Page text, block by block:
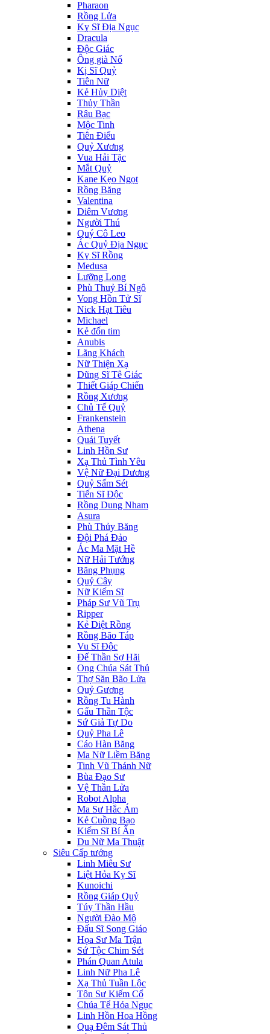
Pharaon
Rồng Lửa
Kỵ Sĩ Địa Ngục
Dracula
Độc Giác
Ông già Nổ
Kị Sĩ Quỷ
Tiên Nữ
Kẻ Hủy Diệt
Thủy Thần
Râu Bạc
Mộc Tinh
Tiên Điểu
Quỷ Xương
Vua Hải Tặc
Mắt Quỷ
Kane Kẹo Ngọt
Rồng Băng
Valentina
Diêm Vương
Người Thú
Quý Cô Leo
Ác Quỷ Địa Ngục
Kỵ Sĩ Rồng
Medusa
Lưỡng Long
Phù Thuỷ Bí Ngô
Vong Hồn Tử Sĩ
Nick Hạt Tiêu
Michael
Kẻ đốn tim
Anubis
Lãng Khách
Nữ Thiện Xạ
Dũng Sĩ Tê Giác
Thiết Giáp Chiến
Rồng Xương
Chủ Tế Quỷ
Frankenstein
Athena
Quái Tuyết
Linh Hồn Sư
Xạ Thủ Tình Yêu
Vệ Nữ Đại Dương
Quỷ Sấm Sét
Tiến Sĩ Độc
Rồng Dung Nham
Asura
Phù Thủy Băng
Đội Phá Đảo
Ác Ma Mặt Hề
Nữ Hải Tướng
Băng Phụng
Quỷ Cây
Nữ Kiếm Sĩ
Pháp Sư Vũ Trụ
Ripper
Kẻ Diệt Rồng
Rồng Bão Táp
Vu Sĩ Độc
Đế Thần Sợ Hãi
Ong Chúa Sát Thủ
Thợ Săn Bão Lửa
Quỷ Gương
Rồng Tu Hành
Gấu Thần Tộc
Sứ Giả Tự Do
Quỷ Pha Lê
Cáo Hàn Băng
Ma Nữ Liềm Băng
Tinh Vũ Thánh Nữ
Bùa Đạo Sư
Vệ Thần Lửa
Robot Alpha
Ma Sư Hắc Ám
Kẻ Cuồng Bạo
Kiếm Sĩ Bí Ẩn
Du Nữ Ma Thuật
Siêu Cấp tướng
Linh Miêu Sư
Liệt Hỏa Kỵ Sĩ
Kunoichi
Rồng Giáp Quỷ
Túy Thần Hầu
Người Đào Mộ
Đấu Sĩ Song Giáo
Họa Sư Ma Trận
Sứ Tộc Chim Sét
Phán Quan Atula
Linh Nữ Pha Lê
Xạ Thủ Tuần Lộc
Tôn Sư Kiếm Cổ
Chúa Tể Hỏa Ngục
Linh Hồn Hoa Hồng
Quạ Đêm Sát Thủ